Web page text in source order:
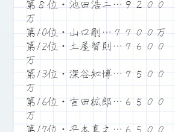
第８位・池田浩二…９２００
万
第10位・山口剛…７７００万
第12位・土屋智則…７６００
万
第13位・深谷知博…７５００
万
第16位・吉田拡郎…６５００
万
第17位・平本真之…６５００